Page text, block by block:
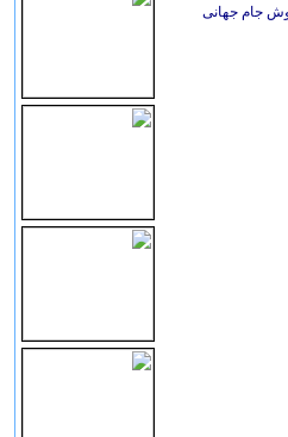
جام جهانی